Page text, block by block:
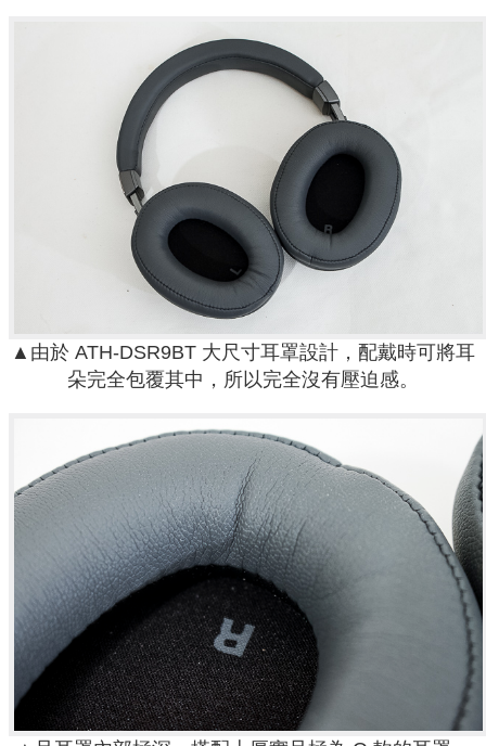
▲由於 ATH-DSR9BT 大尺寸耳罩設計，配戴時可將耳
朵完全包覆其中，所以完全沒有壓迫感。